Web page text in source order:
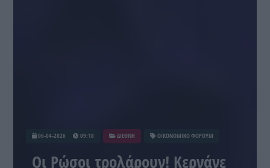
06-04-2026 09:18 ΔΙΕΘΝΗ ΟΙΚΟΝΟΜΙΚΟ ΦΟΡΟΥΜ
Οι Ρώσοι τρολάρουν! Κερνάνε